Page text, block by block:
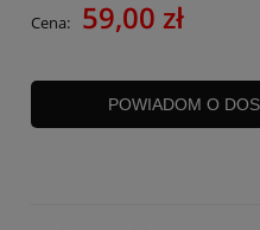
Cena: 59,00 zł
POWIADOM O